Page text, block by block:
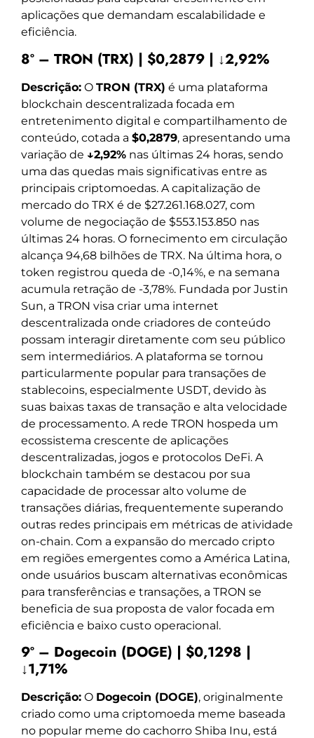
aplicações que demandam escalabilidade e
eficiência.
8º – TRON (TRX) | $0,2879 | ↓2,92%
Descrição: O TRON (TRX) é uma plataforma
blockchain descentralizada focada em
entretenimento digital e compartilhamento de
conteúdo, cotada a $0,2879, apresentando uma
variação de ↓2,92% nas últimas 24 horas, sendo
uma das quedas mais significativas entre as
principais criptomoedas. A capitalização de
mercado do TRX é de $27.261.168.027, com
volume de negociação de $553.153.850 nas
últimas 24 horas. O fornecimento em circulação
alcança 94,68 bilhões de TRX. Na última hora, o
token registrou queda de -0,14%, e na semana
acumula retração de -3,78%. Fundada por Justin
Sun, a TRON visa criar uma internet
descentralizada onde criadores de conteúdo
possam interagir diretamente com seu público
sem intermediários. A plataforma se tornou
particularmente popular para transações de
stablecoins, especialmente USDT, devido às
suas baixas taxas de transação e alta velocidade
de processamento. A rede TRON hospeda um
ecossistema crescente de aplicações
descentralizadas, jogos e protocolos DeFi. A
blockchain também se destacou por sua
capacidade de processar alto volume de
transações diárias, frequentemente superando
outras redes principais em métricas de atividade
on-chain. Com a expansão do mercado cripto
em regiões emergentes como a América Latina,
onde usuários buscam alternativas econômicas
para transferências e transações, a TRON se
beneficia de sua proposta de valor focada em
eficiência e baixo custo operacional.
9º – Dogecoin (DOGE) | $0,1298 |
↓1,71%
Descrição: O Dogecoin (DOGE), originalmente
criado como uma criptomoeda meme baseada
no popular meme do cachorro Shiba Inu, está